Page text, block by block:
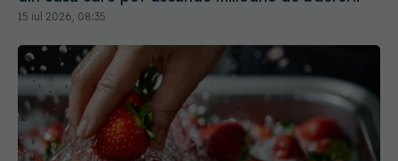
15 iul 2026, 08:35